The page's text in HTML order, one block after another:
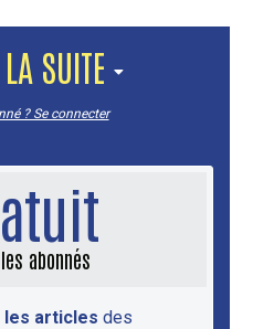
SUITE
? Se connecter
abonnés
les articles des